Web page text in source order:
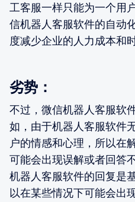
工客服一样只能为一个用
信机器人客服软件的自动
度减少企业的人力成本和
劣势：
不过，微信机器人客服软
如，由于机器人客服软件
户的情感和心理，所以在
可能会出现误解或者回答
机器人客服软件的回复是
以在某些情况下可能会出